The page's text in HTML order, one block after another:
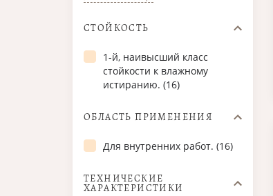
СТОЙКОСТЬ
1-й, наивысший класс
стойкости к влажному
истиранию. (16)
ОБЛАСТЬ ПРИМЕНЕНИЯ
Для внутренних работ. (16)
ТЕХНИЧЕСКИЕ
ХАРАКТЕРИСТИКИ